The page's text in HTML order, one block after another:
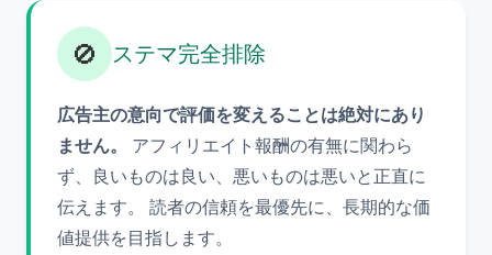
🚫 ステマ完全排除
広告主の意向で評価を変えることは絶対にあり
ません。
アフィリエイト報酬の有無に関わら
ず、良いものは良い、悪いものは悪いと正直に
伝えます。 読者の信頼を最優先に、長期的な価
値提供を目指します。